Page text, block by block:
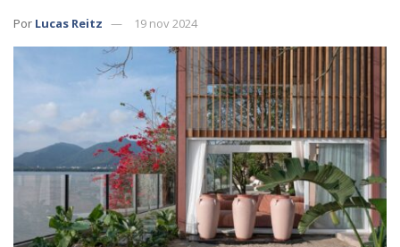
Por Lucas Reitz 19 nov 2024